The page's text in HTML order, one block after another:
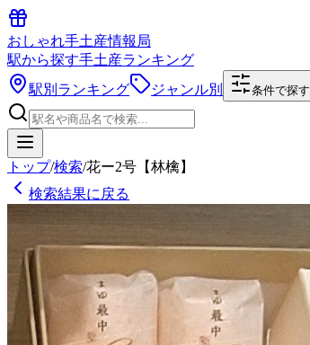
おしゃれ手土産情報局
駅から探す手土産ランキング
駅別ランキング
ジャンル別 条件で探す
トップ/検索/花ー2号【林檎】
検索結果に戻る